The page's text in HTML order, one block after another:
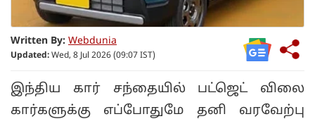
Written By: Webdunia
Updated: Wed, 8 Jul 2026 (09:07 IST)
இந்திய கார் சந்தையில் பட்ஜெட் விலை
கார்களுக்கு எப்போதுமே தனி வரவேற்பு